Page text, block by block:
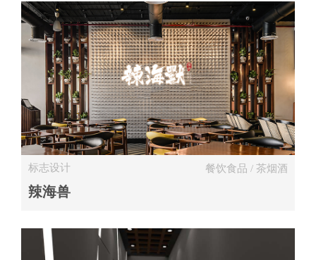
标志设计 餐饮食品 / 茶烟酒
辣海兽